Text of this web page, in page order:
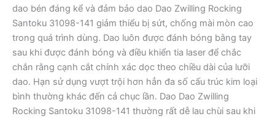
dao bén đáng kể và đảm bảo dao Dao Zwilling Rocking
Santoku 31098-141 giảm thiểu bị sứt, chống mài mòn cao
trong quá trình dùng. Dao luôn được đánh bóng bằng tay
sau khi được đánh bóng và điều khiển tia laser để chắc
chắn rằng cạnh cắt chính xác dọc theo chiều dài của lưỡi
dao. Hạn sử dụng vượt trội hơn hẳn đa số cấu trúc kim loại
bình thường khác đến cả chục lần. Dao Dao Zwilling
Rocking Santoku 31098-141 thường rất dễ lau chùi sau khi